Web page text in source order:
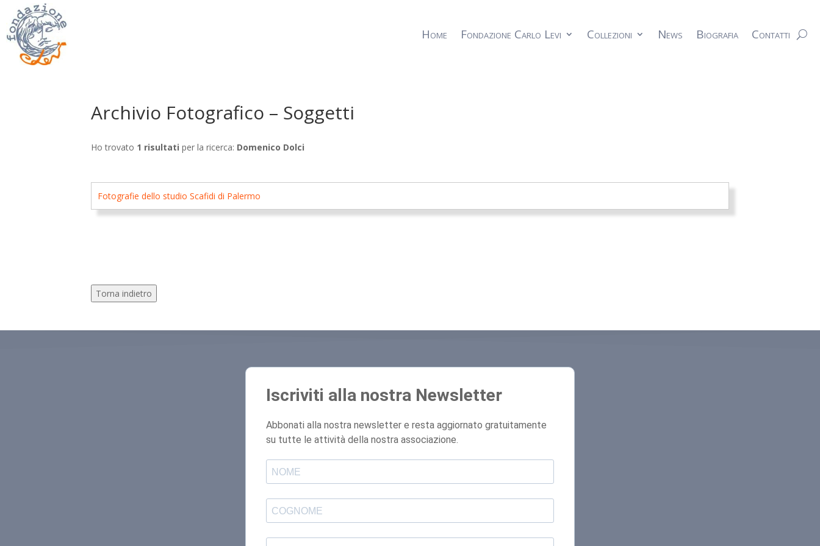
Home Fondazione Carlo Levi Collezioni News Biografia Contatti
Archivio Fotografico – Soggetti
Ho trovato 1 risultati per la ricerca: Domenico Dolci
Fotografie dello studio Scafidi di Palermo
Torna indietro
Iscriviti alla nostra Newsletter
Abbonati alla nostra newsletter e resta aggiornato gratuitamente
su tutte le attività della nostra associazione.